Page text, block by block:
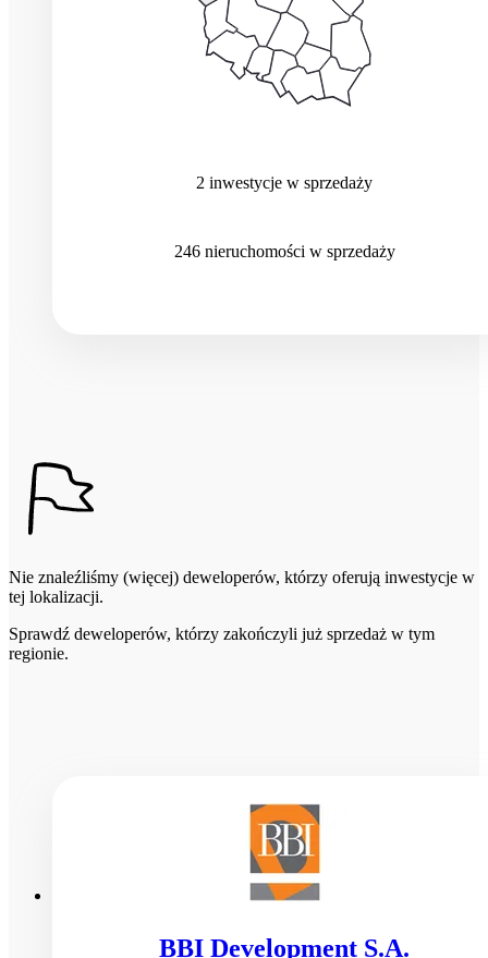
2 inwestycje w sprzedaży
246 nieruchomości w sprzedaży
Nie znaleźliśmy (więcej) deweloperów, którzy oferują inwestycje w
tej lokalizacji.
Sprawdź deweloperów, którzy zakończyli już sprzedaż w tym
regionie.
BBI Development S.A.